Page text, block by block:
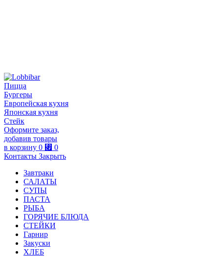
Пицца
Бургеры
Европейская кухня
Японская кухня
Стейк
Оформите заказ,
добавив товары
в корзину 0 ⃏ 0
Контакты Закрыть
Завтраки
САЛАТЫ
СУПЫ
ПАСТА
РЫБА
ГОРЯЧИЕ БЛЮДА
СТЕЙКИ
Гарнир
Закуски
ХЛЕБ